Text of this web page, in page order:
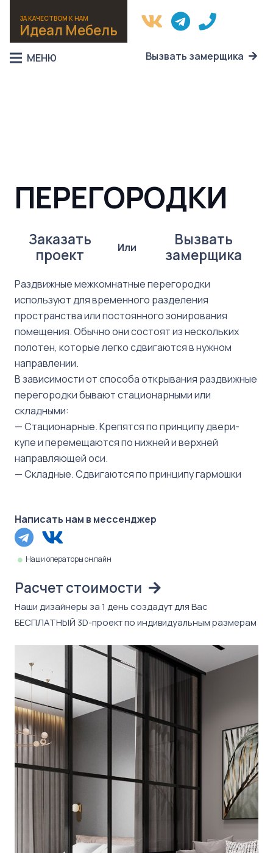
ЗА КАЧЕСТВОМ К НАМ
Идеал Мебель
МЕНЮ Вызвать замерщика
ПЕРЕГОРОДКИ
Заказать
проект
Или
Вызвать
замерщика
Раздвижные межкомнатные перегородки
используют для временного разделения
пространства или постоянного зонирования
помещения. Обычно они состоят из нескольких
полотен, которые легко сдвигаются в нужном
направлении.
В зависимости от способа открывания раздвижные
перегородки бывают стационарными или
складными:
— Стационарные. Крепятся по принципу двери-
купе и перемещаются по нижней и верхней
направляющей оси.
— Складные. Сдвигаются по принципу гармошки
Написать нам в мессенджер
Наши операторы онлайн
Расчет стоимости
Наши дизайнеры за 1 день создадут для Вас
БЕСПЛАТНЫЙ 3D-проект по индивидуальным размерам